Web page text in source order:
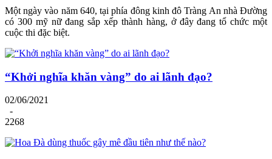
Một ngày vào năm 640, tại phía đông kinh đô Tràng An nhà Đường
có 300 mỹ nữ đang sắp xếp thành hàng, ở đây đang tổ chức một
cuộc thi đặc biệt.
“Khởi nghĩa khăn vàng” do ai lãnh đạo?
02/06/2021
-
2268